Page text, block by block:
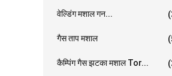
वेल्डिंग मशाल गन...
गैस ताप मशाल
कैम्पिंग गैस झटका मशाल Tor...